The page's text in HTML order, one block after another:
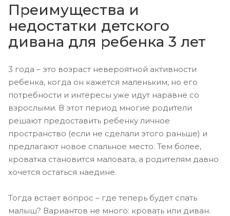
Преимущества и
недостатки детского
дивана для ребенка 3 лет
3 года – это возраст невероятной активности
ребенка, когда он кажется маленьким, но его
потребности и интересы уже идут наравне со
взрослыми. В этот период многие родители
решают предоставить ребенку личное
пространство (если не сделали этого раньше) и
предлагают новое спальное место. Тем более,
кроватка становится маловата, а родителям давно
хочется остаться наедине.
Тогда встает вопрос – где теперь будет спать
малыш? Вариантов не много: кровать или диван.